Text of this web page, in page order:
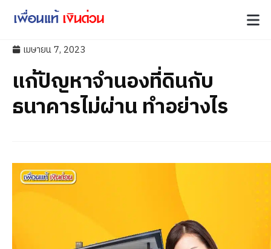
เมษายน 7, 2023
แก้ปัญหาจำนองที่ดินกับ
ธนาคารไม่ผ่าน ทำอย่างไร